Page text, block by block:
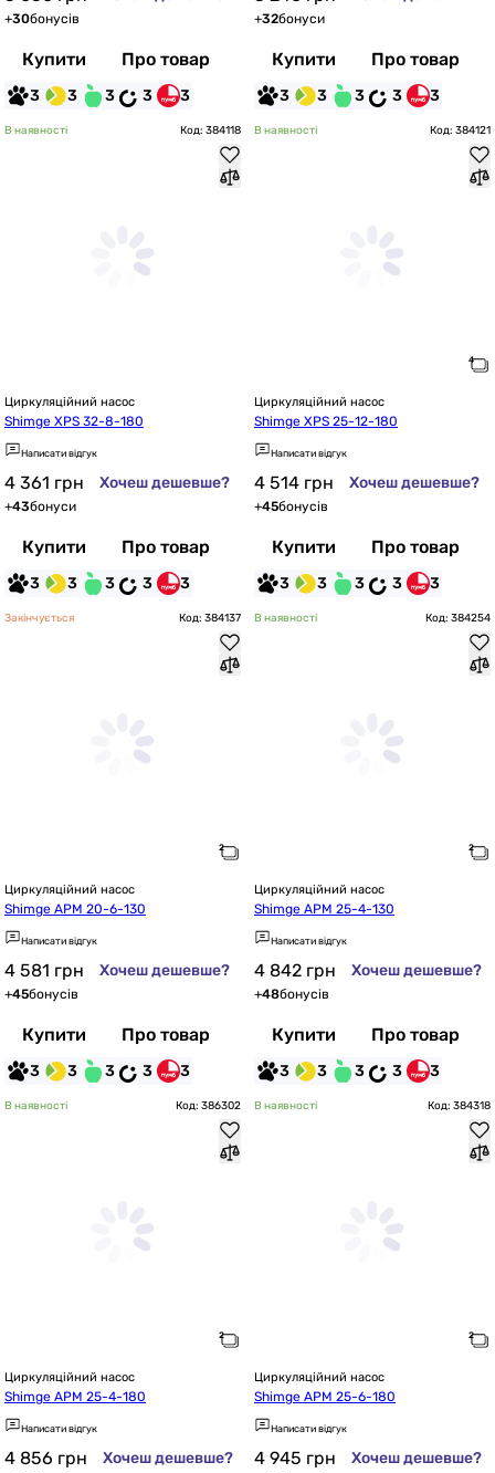
+30бонусів
Купити Про товар
3 3 3 3 3
+32бонуси
Купити Про товар
3 3 3 3 3
В наявності Код: 384118
Циркуляційний насос
Shimge XPS 32-8-180
Написати відгук
4 361 грн Хочеш дешевше?
+43бонуси
Купити Про товар
3 3 3 3 3
В наявності Код: 384121
Циркуляційний насос
Shimge XPS 25-12-180
Написати відгук
4 514 грн Хочеш дешевше?
+45бонусів
Купити Про товар
3 3 3 3 3
Закінчується Код: 384137
Циркуляційний насос
Shimge APM 20-6-130
Написати відгук
4 581 грн Хочеш дешевше?
+45бонусів
Купити Про товар
3 3 3 3 3
В наявності Код: 384254
Циркуляційний насос
Shimge APM 25-4-130
Написати відгук
4 842 грн Хочеш дешевше?
+48бонусів
Купити Про товар
3 3 3 3 3
В наявності Код: 386302
Циркуляційний насос
Shimge APM 25-4-180
Написати відгук
4 856 грн Хочеш дешевше?
В наявності Код: 384318
Циркуляційний насос
Shimge APM 25-6-180
Написати відгук
4 945 грн Хочеш дешевше?